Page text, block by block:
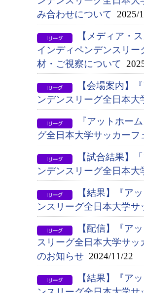
み合わせについて 2025/
【メディア・
インディペンデンスリ
材・ご視察について
【会場案内】
ンデンスリーグ全日本
『アットホー
グ全日本大学サッカー
【試合結果】
ンデンスリーグ全日本
【結果】『ア
ンスリーグ全日本大学
【配信】『ア
スリーグ全日本大学サ
のお知らせ 2024/11/22
【結果】『ア